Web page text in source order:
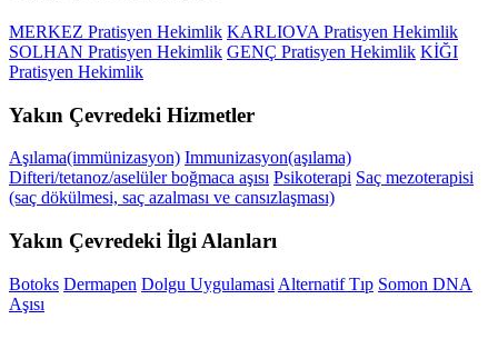
MERKEZ Pratisyen Hekimlik KARLIOVA Pratisyen Hekimlik
SOLHAN Pratisyen Hekimlik GENÇ Pratisyen Hekimlik KİĞI
Pratisyen Hekimlik
Yakın Çevredeki Hizmetler
Aşılama(immünizasyon) Immunizasyon(aşılama)
Difteri/tetanoz/aselüler boğmaca aşısı Psikoterapi Saç mezoterapisi
(saç dökülmesi, saç azalması ve cansızlaşması)
Yakın Çevredeki İlgi Alanları
Botoks Dermapen Dolgu Uygulamasi Alternatif Tıp Somon DNA
Aşısı